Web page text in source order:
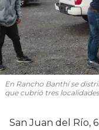
En Rancho Banthí se
que cubrió tres
San Juan del Río,